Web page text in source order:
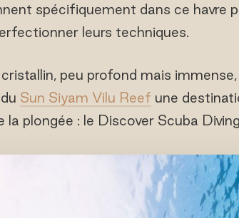
spécifiquement dans ce havre
leurs techniques.
peu profond mais
Sun Siyam Vilu Reef une
la plongée : le Discover Scuba